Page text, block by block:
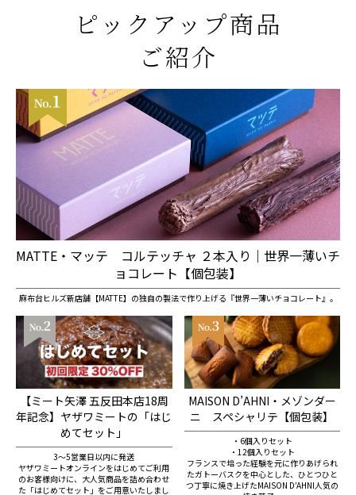
ピックアップ商品
ご紹介
MATTE・マッテ コルテッチャ ２本入り｜世界一薄いチ
ョコレート【個包装】
麻布台ヒルズ新店舗【MATTE】の独自の製法で作り上げる『世界一薄いチョコレート』。
【ミート矢澤 五反田本店18周
年記念】ヤザワミートの「はじ
めてセット」
3～5営業日以内に発送
ヤザワミートオンラインをはじめてご利用
のお客様向けに、大人気商品を詰め合わせ
た「はじめてセット」をご用意いたしまし
MAISON D’AHNI・メゾンダー
ニ スペシャリテ【個包装】
・6個入りセット
・12個入りセット
フランスで培った経験を元に作りあげられ
たガトーバスクを中心とした、ひとつひと
つ丁寧に焼き上げたMAISON DʼAHNI人気の